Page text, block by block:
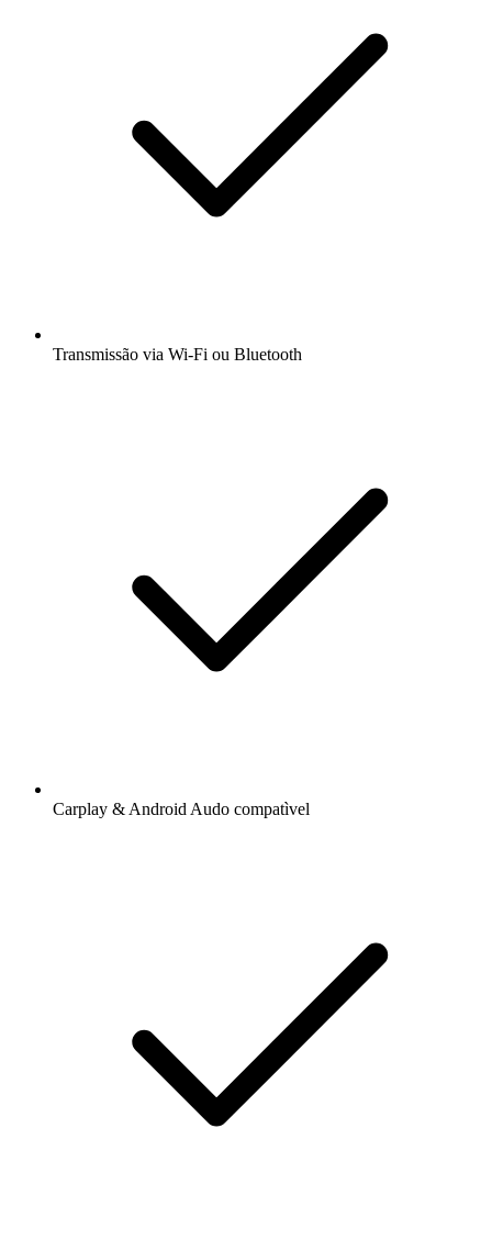
Transmissão via Wi-Fi ou Bluetooth
Carplay & Android Audo compatìvel